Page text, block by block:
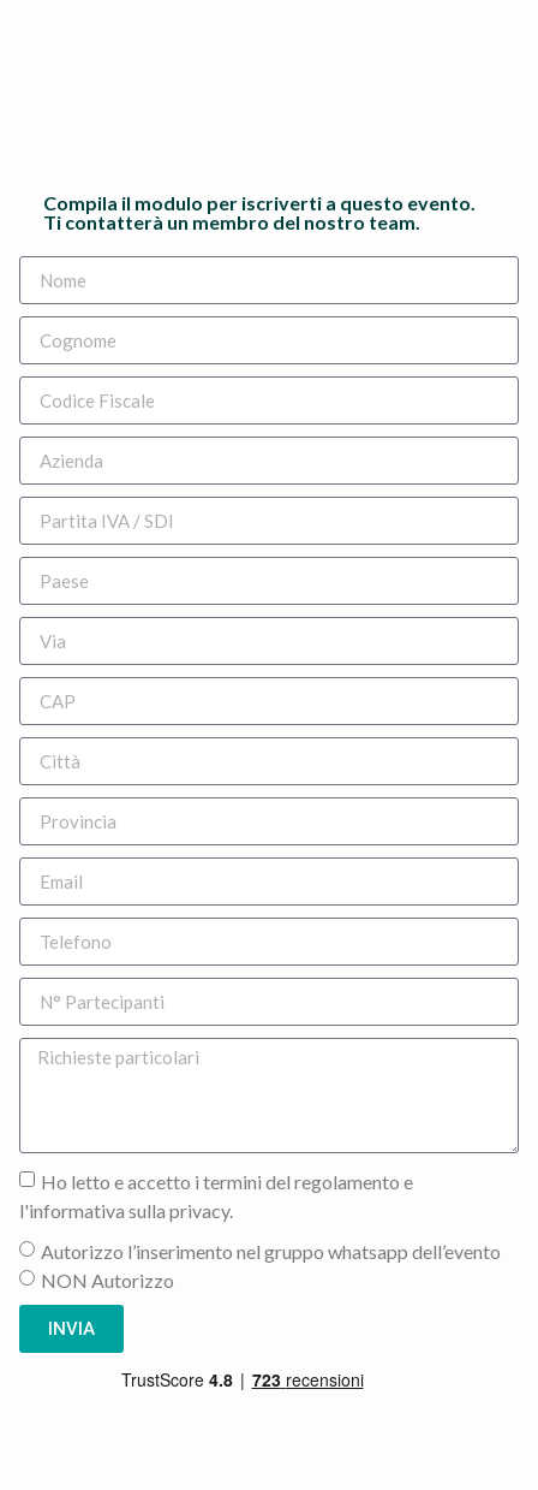
Compila il modulo per iscriverti a questo evento.
Ti contatterà un membro del nostro team.
Ho letto e accetto i termini del regolamento e
l'informativa sulla privacy.
Autorizzo l’inserimento nel gruppo whatsapp dell’evento
NON Autorizzo
INVIA